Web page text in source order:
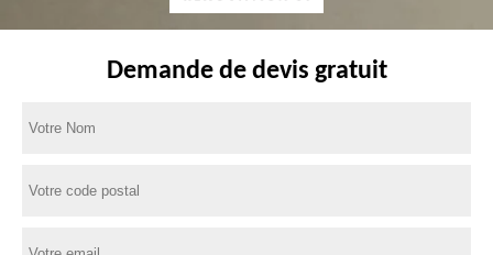
Demande de devis gratuit